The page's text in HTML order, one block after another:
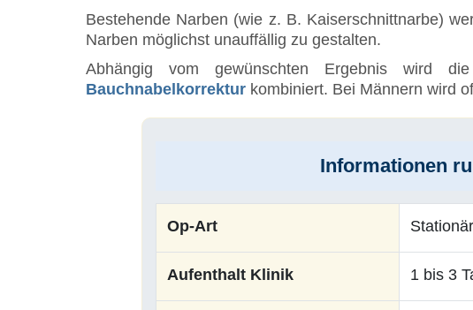
Bestehende Narben (wie z. B. Kaiserschnittnarbe)
Narben möglichst unauffällig zu gestalten.
Abhängig vom gewünschten Ergebnis wird
Bauchnabelkorrektur kombiniert. Bei Männern wird
Informationen
Op-Art
Aufenthalt Klinik 1 bis 3